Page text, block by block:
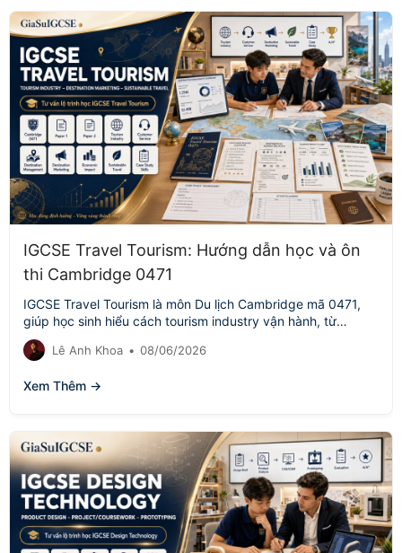
IGCSE Travel Tourism: Hướng dẫn học và ôn
thi Cambridge 0471
IGCSE Travel Tourism là môn Du lịch Cambridge mã 0471,
giúp học sinh hiểu cách tourism industry vận hành, từ
customer service,…
Lê Anh Khoa • 08/06/2026
Xem Thêm →